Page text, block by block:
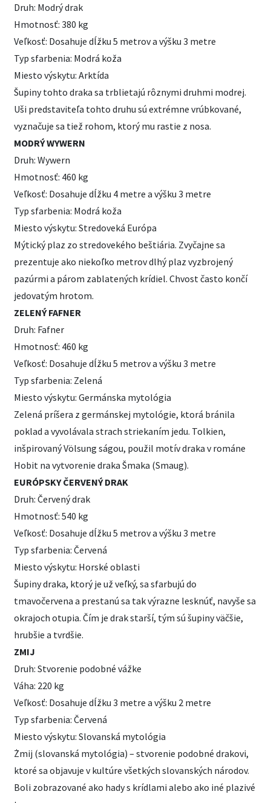
Druh: Modrý drak
Hmotnosť: 380 kg
Veľkosť: Dosahuje dĺžku 5 metrov a výšku 3 metre
Typ sfarbenia: Modrá koža
Miesto výskytu: Arktída
Šupiny tohto draka sa trblietajú rôznymi druhmi modrej.
Uši predstaviteľa tohto druhu sú extrémne vrúbkované,
vyznačuje sa tiež rohom, ktorý mu rastie z nosa.
MODRÝ WYWERN
Druh: Wywern
Hmotnosť: 460 kg
Veľkosť: Dosahuje dĺžku 4 metre a výšku 3 metre
Typ sfarbenia: Modrá koža
Miesto výskytu: Stredoveká Európa
Mýtický plaz zo stredovekého beštiária. Zvyčajne sa
prezentuje ako niekoľko metrov dlhý plaz vyzbrojený
pazúrmi a párom zablatených krídiel. Chvost často končí
jedovatým hrotom.
ZELENÝ FAFNER
Druh: Fafner
Hmotnosť: 460 kg
Veľkosť: Dosahuje dĺžku 5 metrov a výšku 3 metre
Typ sfarbenia: Zelená
Miesto výskytu: Germánska mytológia
Zelená príšera z germánskej mytológie, ktorá bránila
poklad a vyvolávala strach striekaním jedu. Tolkien,
inšpirovaný Völsung ságou, použil motív draka v románe
Hobit na vytvorenie draka Šmaka (Smaug).
EURÓPSKY ČERVENÝ DRAK
Druh: Červený drak
Hmotnosť: 540 kg
Veľkosť: Dosahuje dĺžku 5 metrov a výšku 3 metre
Typ sfarbenia: Červená
Miesto výskytu: Horské oblasti
Šupiny draka, ktorý je už veľký, sa sfarbujú do
tmavočervena a prestanú sa tak výrazne lesknúť, navyše sa
okrajoch otupia. Čím je drak starší, tým sú šupiny väčšie,
hrubšie a tvrdšie.
ZMIJ
Druh: Stvorenie podobné vážke
Váha: 220 kg
Veľkosť: Dosahuje dĺžku 3 metre a výšku 2 metre
Typ sfarbenia: Červená
Miesto výskytu: Slovanská mytológia
Żmij (slovanská mytológia) – stvorenie podobné drakovi,
ktoré sa objavuje v kultúre všetkých slovanských národov.
Boli zobrazované ako hady s krídlami alebo ako iné plazivé